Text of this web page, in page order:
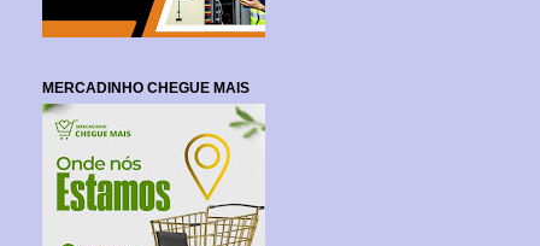
MERCADINHO CHEGUE MAIS